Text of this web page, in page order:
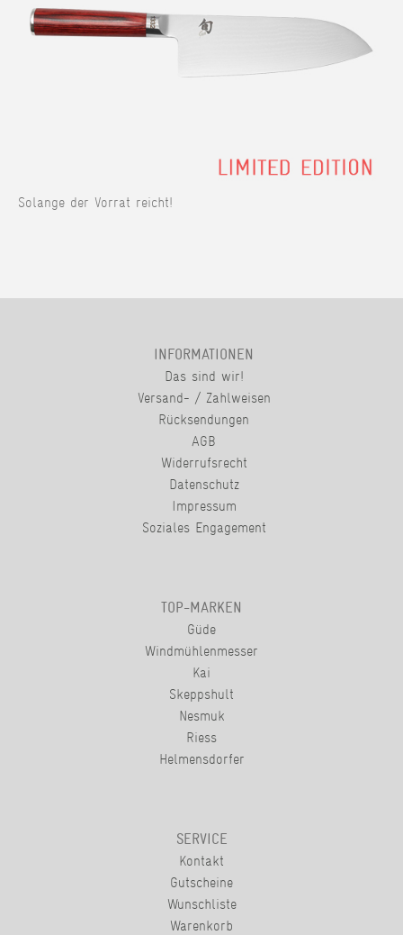
Solange der Vorrat reicht!
INFORMATIONEN
Das sind wir!
Versand- / Zahlweisen
Rücksendungen
AGB
Widerrufsrecht
Datenschutz
Impressum
Soziales Engagement
TOP-MARKEN
Güde
Windmühlenmesser
Kai
Skeppshult
Nesmuk
Riess
Helmensdorfer
SERVICE
Kontakt
Gutscheine
Wunschliste
Warenkorb